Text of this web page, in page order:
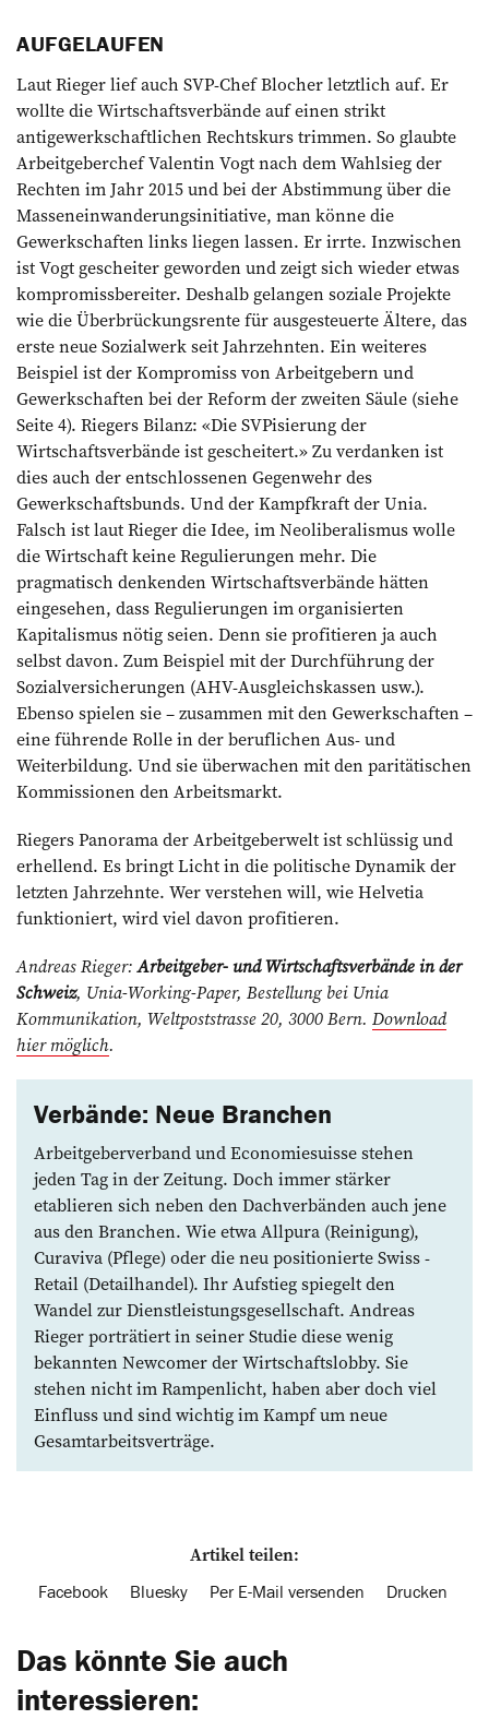
AUFGELAUFEN
Laut Rieger lief auch SVP-Chef Blocher letztlich auf. Er
wollte die Wirtschaftsverbände auf einen strikt
antigewerkschaftlichen Rechtskurs trimmen. So glaubte
Arbeitgeberchef Valentin Vogt nach dem Wahlsieg der
Rechten im Jahr 2015 und bei der Abstimmung über die
Masseneinwanderungsinitiative, man könne die
Gewerkschaften links liegen lassen. Er irrte. Inzwischen
ist Vogt gescheiter geworden und zeigt sich wieder etwas
kompromissbereiter. Deshalb gelangen soziale Projekte
wie die Überbrückungsrente für ausgesteuerte Ältere, das
erste neue Sozialwerk seit Jahrzehnten. Ein weiteres
Beispiel ist der Kompromiss von Arbeitgebern und
Gewerkschaften bei der Reform der zweiten Säule (siehe
Seite 4). Riegers Bilanz: «Die SVPisierung der
Wirtschaftsverbände ist gescheitert.» Zu verdanken ist
dies auch der entschlossenen Gegenwehr des
Gewerkschaftsbunds. Und der Kampfkraft der Unia.
Falsch ist laut Rieger die Idee, im Neoliberalismus wolle
die Wirtschaft keine Regulierungen mehr. Die
pragmatisch denkenden Wirtschaftsverbände hätten
eingesehen, dass Regulierungen im organisierten
Kapitalismus nötig seien. Denn sie profitieren ja auch
selbst davon. Zum Beispiel mit der Durchführung der
Sozialversicherungen (AHV-Ausgleichskassen usw.).
Ebenso spielen sie – zusammen mit den Gewerkschaften –
eine führende Rolle in der beruflichen Aus- und
Weiterbildung. Und sie überwachen mit den paritätischen
Kommissionen den Arbeitsmarkt.
Riegers Panorama der Arbeitgeberwelt ist schlüssig und
erhellend. Es bringt Licht in die politische Dynamik der
letzten Jahrzehnte. Wer verstehen will, wie Helvetia
funktioniert, wird viel davon profitieren.
Andreas Rieger:Arbeitgeber- und Wirtschaftsverbände in der
Schweiz, Unia-Working-Paper, Bestellung bei Unia
Kommunikation, Weltpoststrasse 20, 3000 Bern. Download
hier möglich.
Verbände: Neue Branchen
Arbeitgeberverband und Economiesuisse stehen
jeden Tag in der Zeitung. Doch immer stärker
etablieren sich neben den Dachverbänden auch jene
aus den Branchen. Wie etwa Allpura (Reinigung),
Curaviva (Pflege) oder die neu positionierte Swiss ­
Retail (Detailhandel). Ihr Aufstieg spiegelt den
Wandel zur Dienstleistungsgesellschaft. Andreas
Rieger porträtiert in seiner Studie diese ­wenig
bekannten Newcomer der Wirtschaftslobby. Sie
stehen nicht im Rampenlicht, haben aber doch viel
Einfluss und sind wichtig im Kampf um neue
Gesamtarbeitsverträge.
Artikel teilen:
Facebook Bluesky Per E-Mail versenden Drucken
Das könnte Sie auch
interessieren: